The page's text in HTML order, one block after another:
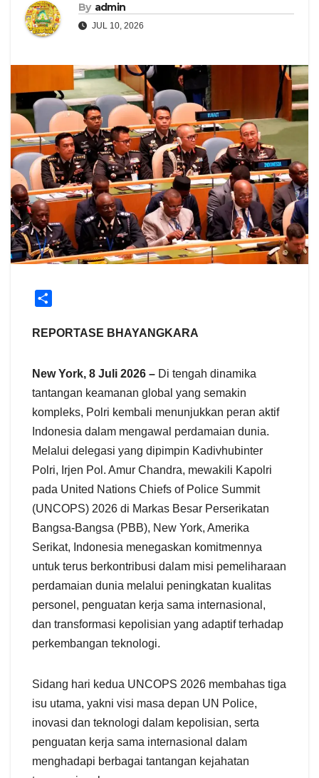
By admin
JUL 10, 2026
a
REPORTASE BHAYANGKARA
New York, 8 Juli 2026 – Di tengah dinamika
tantangan keamanan global yang semakin
kompleks, Polri kembali menunjukkan peran aktif
Indonesia dalam mengawal perdamaian dunia.
Melalui delegasi yang dipimpin Kadivhubinter
Polri, Irjen Pol. Amur Chandra, mewakili Kapolri
pada United Nations Chiefs of Police Summit
(UNCOPS) 2026 di Markas Besar Perserikatan
Bangsa-Bangsa (PBB), New York, Amerika
Serikat, Indonesia menegaskan komitmennya
untuk terus berkontribusi dalam misi pemeliharaan
perdamaian dunia melalui peningkatan kualitas
personel, penguatan kerja sama internasional,
dan transformasi kepolisian yang adaptif terhadap
perkembangan teknologi.
Sidang hari kedua UNCOPS 2026 membahas tiga
isu utama, yakni visi masa depan UN Police,
inovasi dan teknologi dalam kepolisian, serta
penguatan kerja sama internasional dalam
menghadapi berbagai tantangan kejahatan